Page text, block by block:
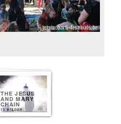
THE JESUS
AND MARY
CHAIN
15 BILDER